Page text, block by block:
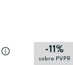
-11%
sobre PVPR